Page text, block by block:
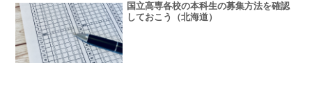
国立高専各校の本科生の募集方法を確認
しておこう（北海道）